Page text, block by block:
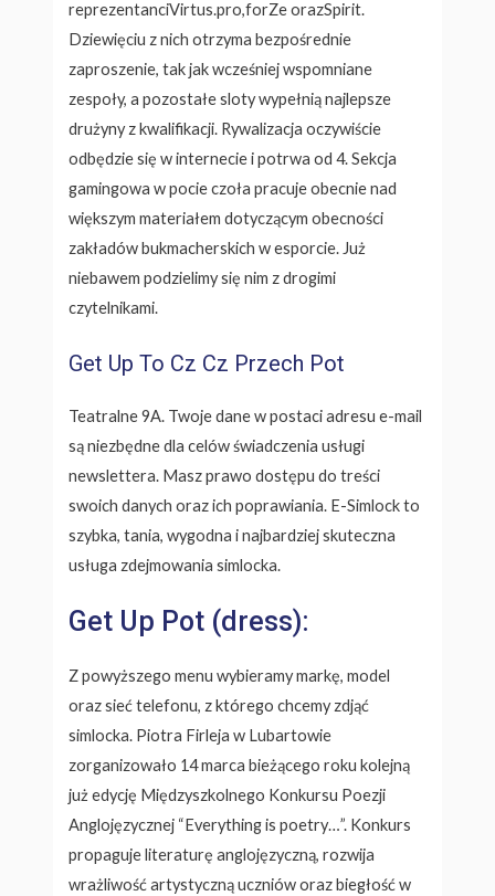
reprezentanciVirtus.pro,forZe orazSpirit.
Dziewięciu z nich otrzyma bezpośrednie
zaproszenie, tak jak wcześniej wspomniane
zespoły, a pozostałe sloty wypełnią najlepsze
drużyny z kwalifikacji. Rywalizacja oczywiście
odbędzie się w internecie i potrwa od 4. Sekcja
gamingowa w pocie czoła pracuje obecnie nad
większym materiałem dotyczącym obecności
zakładów bukmacherskich w esporcie. Już
niebawem podzielimy się nim z drogimi
czytelnikami.
Get Up To Cz Cz Przech Pot
Teatralne 9A. Twoje dane w postaci adresu e-mail
są niezbędne dla celów świadczenia usługi
newslettera. Masz prawo dostępu do treści
swoich danych oraz ich poprawiania. E-Simlock to
szybka, tania, wygodna i najbardziej skuteczna
usługa zdejmowania simlocka.
Get Up Pot (dress):
Z powyższego menu wybieramy markę, model
oraz sieć telefonu, z którego chcemy zdjąć
simlocka. Piotra Firleja w Lubartowie
zorganizowało 14 marca bieżącego roku kolejną
już edycję Międzyszkolnego Konkursu Poezji
Anglojęzycznej “Everything is poetry…”. Konkurs
propaguje literaturę anglojęzyczną, rozwija
wrażliwość artystyczną uczniów oraz biegłość w